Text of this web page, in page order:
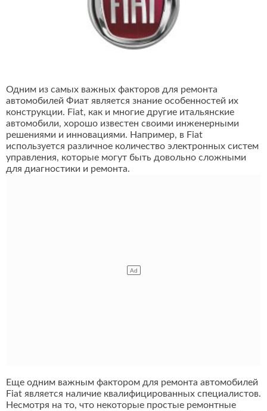
Одним из самых важных факторов для ремонта
автомобилей Фиат является знание особенностей их
конструкции. Fiat, как и многие другие итальянские
автомобили, хорошо известен своими инженерными
решениями и инновациями. Например, в Fiat
используется различное количество электронных систем
управления, которые могут быть довольно сложными
для диагностики и ремонта.
Еще одним важным фактором для ремонта автомобилей
Fiat является наличие квалифицированных специалистов.
Несмотря на то, что некоторые простые ремонтные